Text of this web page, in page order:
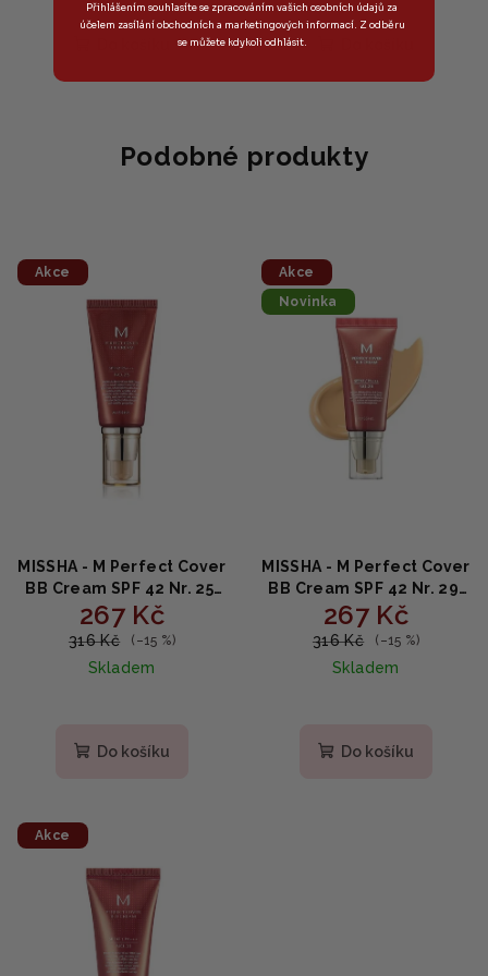
Podobné produkty
Akce
MISSHA - M Perfect Cover
BB Cream SPF 42 Nr. 25,
Warm Beige - Krycí
hydratační krém s SPF42
267 Kč
316 Kč (–15 %)
Skladem
Do košíku
Akce
Novinka
MISSHA - M Perfect Cover
BB Cream SPF 42 Nr. 29,
Caramel Beige - Krycí
hydratační krém s SPF42
267 Kč
316 Kč (–15 %)
Skladem
Do košíku
Akce
Přihlášením souhlasíte se zpracováním vašich osobních údajů za
účelem zasílání obchodních a marketingových informací. Z odběru
se můžete kdykoli odhlásit.